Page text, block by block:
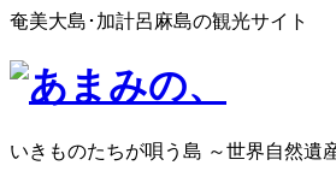
奄美大島･加計呂麻島の観光サイト
いきものたちが唄う島 ～世界自然遺